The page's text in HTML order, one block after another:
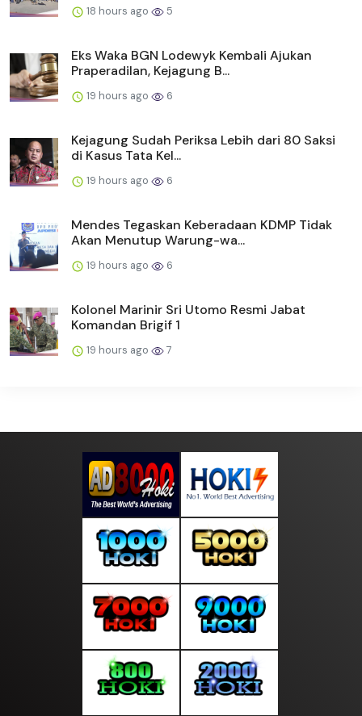
18 hours ago 5
Eks Waka BGN Lodewyk Kembali Ajukan
Praperadilan, Kejagung B...
19 hours ago 6
Kejagung Sudah Periksa Lebih dari 80 Saksi
di Kasus Tata Kel...
19 hours ago 6
Mendes Tegaskan Keberadaan KDMP Tidak
Akan Menutup Warung-wa...
19 hours ago 6
Kolonel Marinir Sri Utomo Resmi Jabat
Komandan Brigif 1
19 hours ago 7